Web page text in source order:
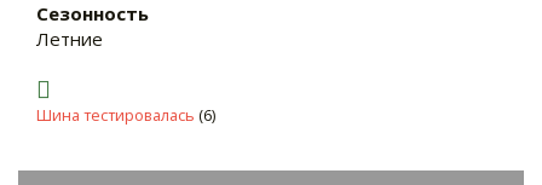
Сезонность
Летние
Шина тестировалась (6)